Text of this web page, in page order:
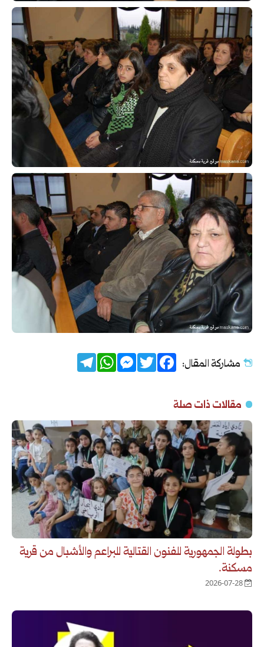
مشاركة المقال: Facebook
Twitter
Messenger
WhatsApp
مقالات ذات صلة
بطولة الجمهورية للفنون القتالية للبراعم والأشبال من قرية
مسكنة.
2026-07-28